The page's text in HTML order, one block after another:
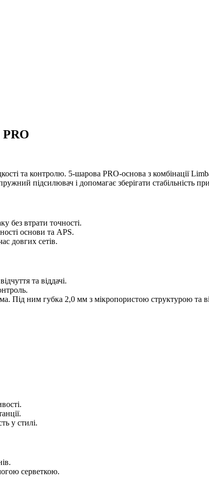
PRO
та контролю. 5-шарова PRO-основа з комбінації
підсилювач і допомагає зберігати стабільність
без втрати точності.
основи та APS.
довгих сетів.
та віддачі.
Під ним губка 2,0 мм з мікропористою структурою та
у стилі.
серветкою.